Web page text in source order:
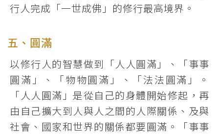
行人完成「一世成佛」的修行最高境界。
五、圓滿
以修行人的智慧做到「人人圓滿」、「事事
圓滿」、「物物圓滿」、「法法圓滿」。
「人人圓滿」是從自己的身體開始修起，再
由自己擴大到人與人之間的人際關係、及與
社會、國家和世界的關係都要圓滿。「事事